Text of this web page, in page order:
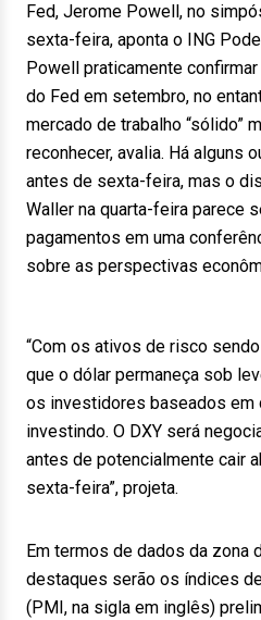
Fed, Jerome Powell, no
sexta-feira, aponta o ING
Powell praticamente
do Fed em setembro, no
mercado de trabalho “sólido”
reconhecer, avalia. Há alguns
antes de sexta-feira, mas o
Waller na quarta-feira parece
pagamentos em uma
sobre as perspectivas
“Com os ativos de risco
que o dólar permaneça sob
os investidores baseados em
investindo. O DXY será
antes de potencialmente cair
sexta-feira”, projeta.
Em termos de dados da zona
destaques serão os índices
(PMI, na sigla em inglês)